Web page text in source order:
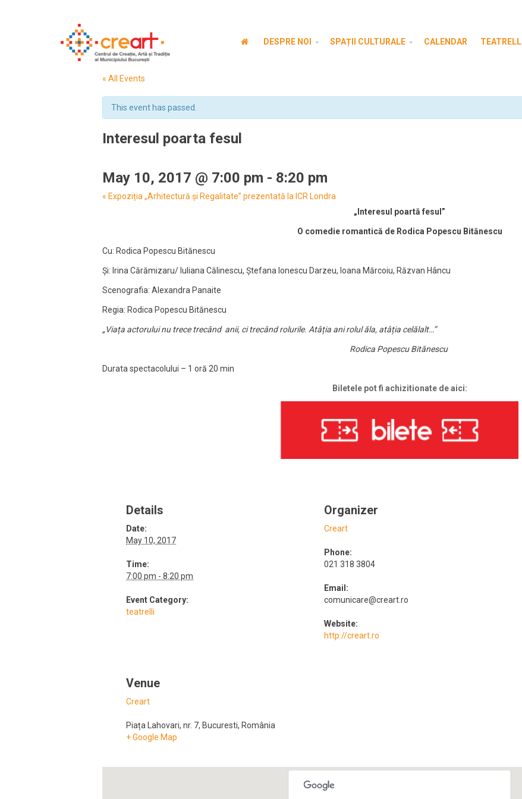
DESPRE NOI SPAȚII CULTURALE CALENDAR TEATRELLI
« All Events
This event has passed.
Interesul poarta fesul
May 10, 2017 @ 7:00 pm - 8:20 pm
Event
« Expoziția „Arhitectură și Regalitate” prezentată la ICR Londra
„Interesul poartă fesul”
O comedie romantică de Rodica Popescu Bitănescu
Cu: Rodica Popescu Bitănescu
Și: Irina Cărămizaru/ Iuliana Călinescu, Ștefana Ionescu Darzeu, Ioana Mărcoiu, Răzvan Hâncu
Scenografia: Alexandra Panaite
Regia: Rodica Popescu Bitănescu
„Viața actorului nu trece trecând anii, ci trecând rolurile. Atâția ani rolul ăla, atâția celălalt…”
Rodica Popescu Bitănescu
Durata spectacolului – 1 oră 20 min
Biletele pot fi achizitionate de aici:
Details
Date:
May 10, 2017
Time:
7:00 pm - 8:20 pm
Event Category:
teatrelli
Organizer
Creart
Phone:
021 318 3804
Email:
comunicare@creart.ro
Website:
http://creart.ro
Venue
Creart
Piața Lahovari, nr. 7, Bucuresti, România
+ Google Map